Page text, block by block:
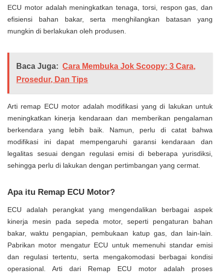
ECU motor adalah meningkatkan tenaga, torsi, respon gas, dan
efisiensi bahan bakar, serta menghilangkan batasan yang
mungkin di berlakukan oleh produsen.
Baca Juga: Cara Membuka Jok Scoopy: 3 Cara,
Prosedur, Dan Tips
Arti remap ECU motor adalah modifikasi yang di lakukan untuk
meningkatkan kinerja kendaraan dan memberikan pengalaman
berkendara yang lebih baik. Namun, perlu di catat bahwa
modifikasi ini dapat mempengaruhi garansi kendaraan dan
legalitas sesuai dengan regulasi emisi di beberapa yurisdiksi,
sehingga perlu di lakukan dengan pertimbangan yang cermat.
Apa itu Remap ECU Motor?
ECU adalah perangkat yang mengendalikan berbagai aspek
kinerja mesin pada sepeda motor, seperti pengaturan bahan
bakar, waktu pengapian, pembukaan katup gas, dan lain-lain.
Pabrikan motor mengatur ECU untuk memenuhi standar emisi
dan regulasi tertentu, serta mengakomodasi berbagai kondisi
operasional. Arti dari Remap ECU motor adalah proses